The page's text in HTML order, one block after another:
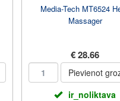
Media-Tech MT6524
Massager
€ 28.66
Pievienot
ir_noliktava